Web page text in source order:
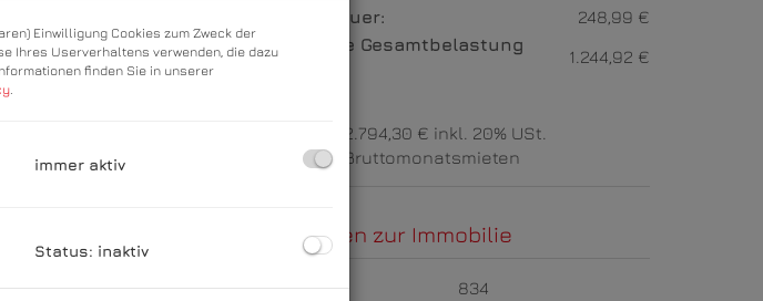
Umsatzsteuer:
248,99 €
monatliche Gesamtbelastung
1.244,92 €
2.794,30 € inkl. 20% USt.
Kaution: 3 Bruttomonatsmieten
Basisdaten zur Immobilie
Objektnr.
834
Einwilligung Cookies zum Zweck der
Ihres Userverhaltens verwenden, die dazu
finden Sie in unserer
.
immer aktiv
Status: inaktiv